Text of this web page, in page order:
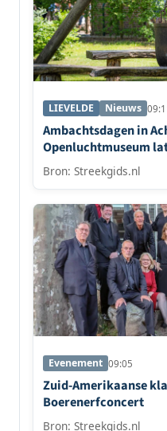
LIEVELDE Nieuws
Ambachtsdagen in
Openluchtmuseum
Bron: Streekgids.nl
Evenement 09:05
Zuid-Amerikaanse
Boerenerfconcert
Bron: Streekgids.nl